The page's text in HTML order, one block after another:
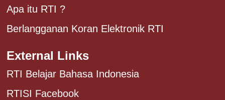
Apa itu RTI ?
Berlangganan Koran Elektronik RTI
External Links
RTI Belajar Bahasa Indonesia
RTISI Facebook